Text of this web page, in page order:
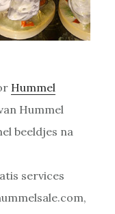
Hummel
Hummel
beeldjes na
services